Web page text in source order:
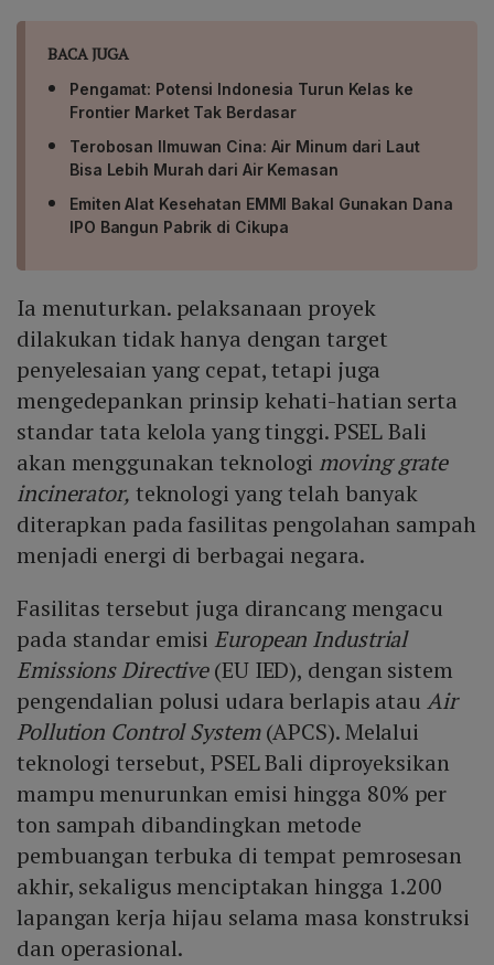
BACA JUGA
Pengamat: Potensi Indonesia Turun Kelas ke
Frontier Market Tak Berdasar
Terobosan Ilmuwan Cina: Air Minum dari Laut
Bisa Lebih Murah dari Air Kemasan
Emiten Alat Kesehatan EMMI Bakal Gunakan Dana
IPO Bangun Pabrik di Cikupa
Ia menuturkan. pelaksanaan proyek
dilakukan tidak hanya dengan target
penyelesaian yang cepat, tetapi juga
mengedepankan prinsip kehati-hatian serta
standar tata kelola yang tinggi. PSEL Bali
akan menggunakan teknologi moving grate
incinerator, teknologi yang telah banyak
diterapkan pada fasilitas pengolahan sampah
menjadi energi di berbagai negara.
Fasilitas tersebut juga dirancang mengacu
pada standar emisi European Industrial
Emissions Directive(EU IED), dengan sistem
pengendalian polusi udara berlapis atau Air
Pollution Control System(APCS). Melalui
teknologi tersebut, PSEL Bali diproyeksikan
mampu menurunkan emisi hingga 80% per
ton sampah dibandingkan metode
pembuangan terbuka di tempat pemrosesan
akhir, sekaligus menciptakan hingga 1.200
lapangan kerja hijau selama masa konstruksi
dan operasional.